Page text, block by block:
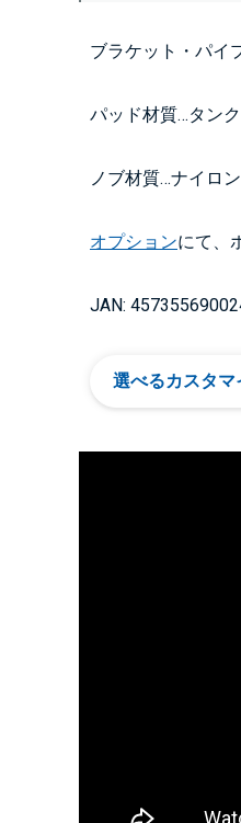
ブラケット・パイ
パッド材質…タン
ノブ材質…ナイロン
オプションにて、
JAN:
選べるカスタ